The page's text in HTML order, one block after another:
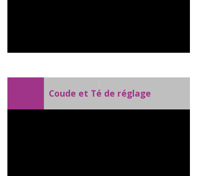
Coude et Té de réglage